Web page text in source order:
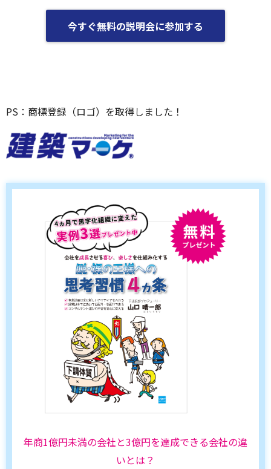
今すぐ無料の説明会に参加する
PS：商標登録（ロゴ）を取得しました！
年商1億円未満の会社と3億円を達成できる会社の違
いとは？